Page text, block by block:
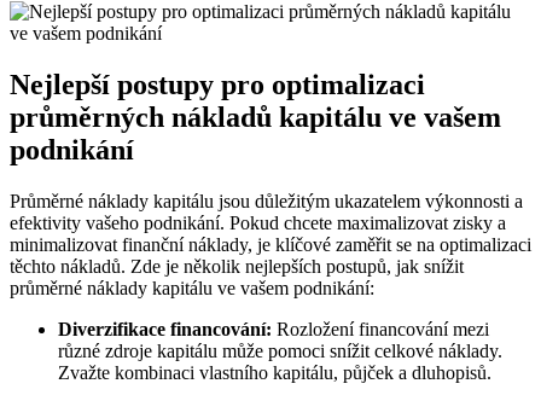
Nejlepší postupy pro optimalizaci
průměrných nákladů kapitálu ve vašem
podnikání
Průměrné náklady kapitálu jsou důležitým ukazatelem výkonnosti a
efektivity vašeho podnikání. Pokud chcete maximalizovat zisky a
minimalizovat finanční náklady, je klíčové zaměřit se na optimalizaci
těchto nákladů. Zde je několik nejlepších postupů, jak snížit
průměrné náklady kapitálu ve vašem podnikání:
Diverzifikace financování: Rozložení financování mezi
různé zdroje kapitálu může pomoci snížit celkové náklady.
Zvažte kombinaci vlastního kapitálu, půjček a dluhopisů.